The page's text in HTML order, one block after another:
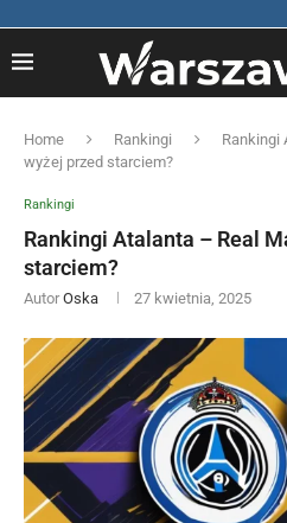
Home Rankingi
Rankingi
wyżej przed starciem?
Rankingi
Rankingi Atalanta – Real
starciem?
Autor Oska 27 kwietnia, 2025